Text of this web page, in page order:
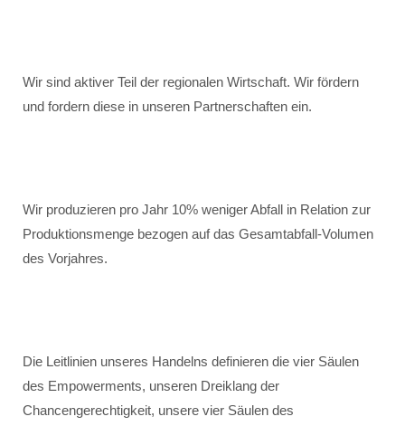
Wir sind aktiver Teil der regionalen Wirtschaft. Wir fördern
und fordern diese in unseren Partnerschaften ein.
Wir produzieren pro Jahr 10% weniger Abfall in Relation zur
Produktionsmenge bezogen auf das Gesamtabfall-Volumen
des Vorjahres.
Die Leitlinien unseres Handelns definieren die vier Säulen
des Empowerments, unseren Dreiklang der
Chancengerechtigkeit, unsere vier Säulen des